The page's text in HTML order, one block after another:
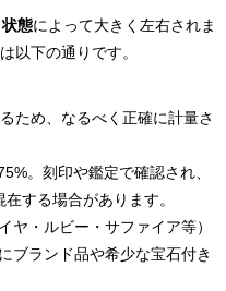
態によって大きく左右されま
以下の通りです。
ため、なるべく正確に計量さ
。刻印や鑑定で確認され、
する場合があります。
ヤ・ルビー・サファイア等）
ブランド品や希少な宝石付き